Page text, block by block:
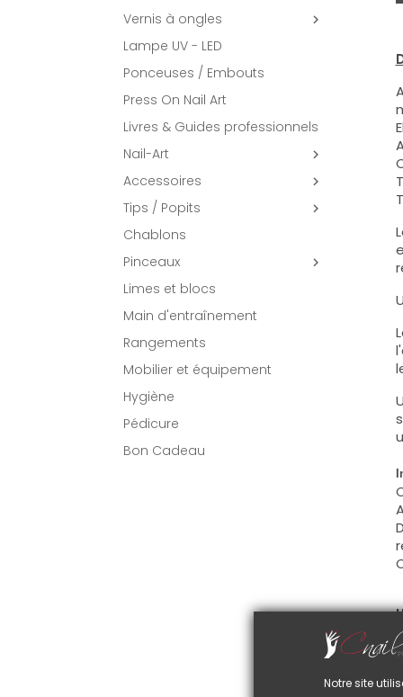
Vernis à ongles

Lampe UV - LED
Ponceuses / Embouts
Press On Nail Art
Livres & Guides professionnels
Nail-Art

Accessoires 
Tips / Popits 
Chablons
Pinceaux

Limes et blocs
Main d'entraînement
Rangements
Mobilier et équipement
Hygiène
Pédicure
Bon Cadeau
Notre site